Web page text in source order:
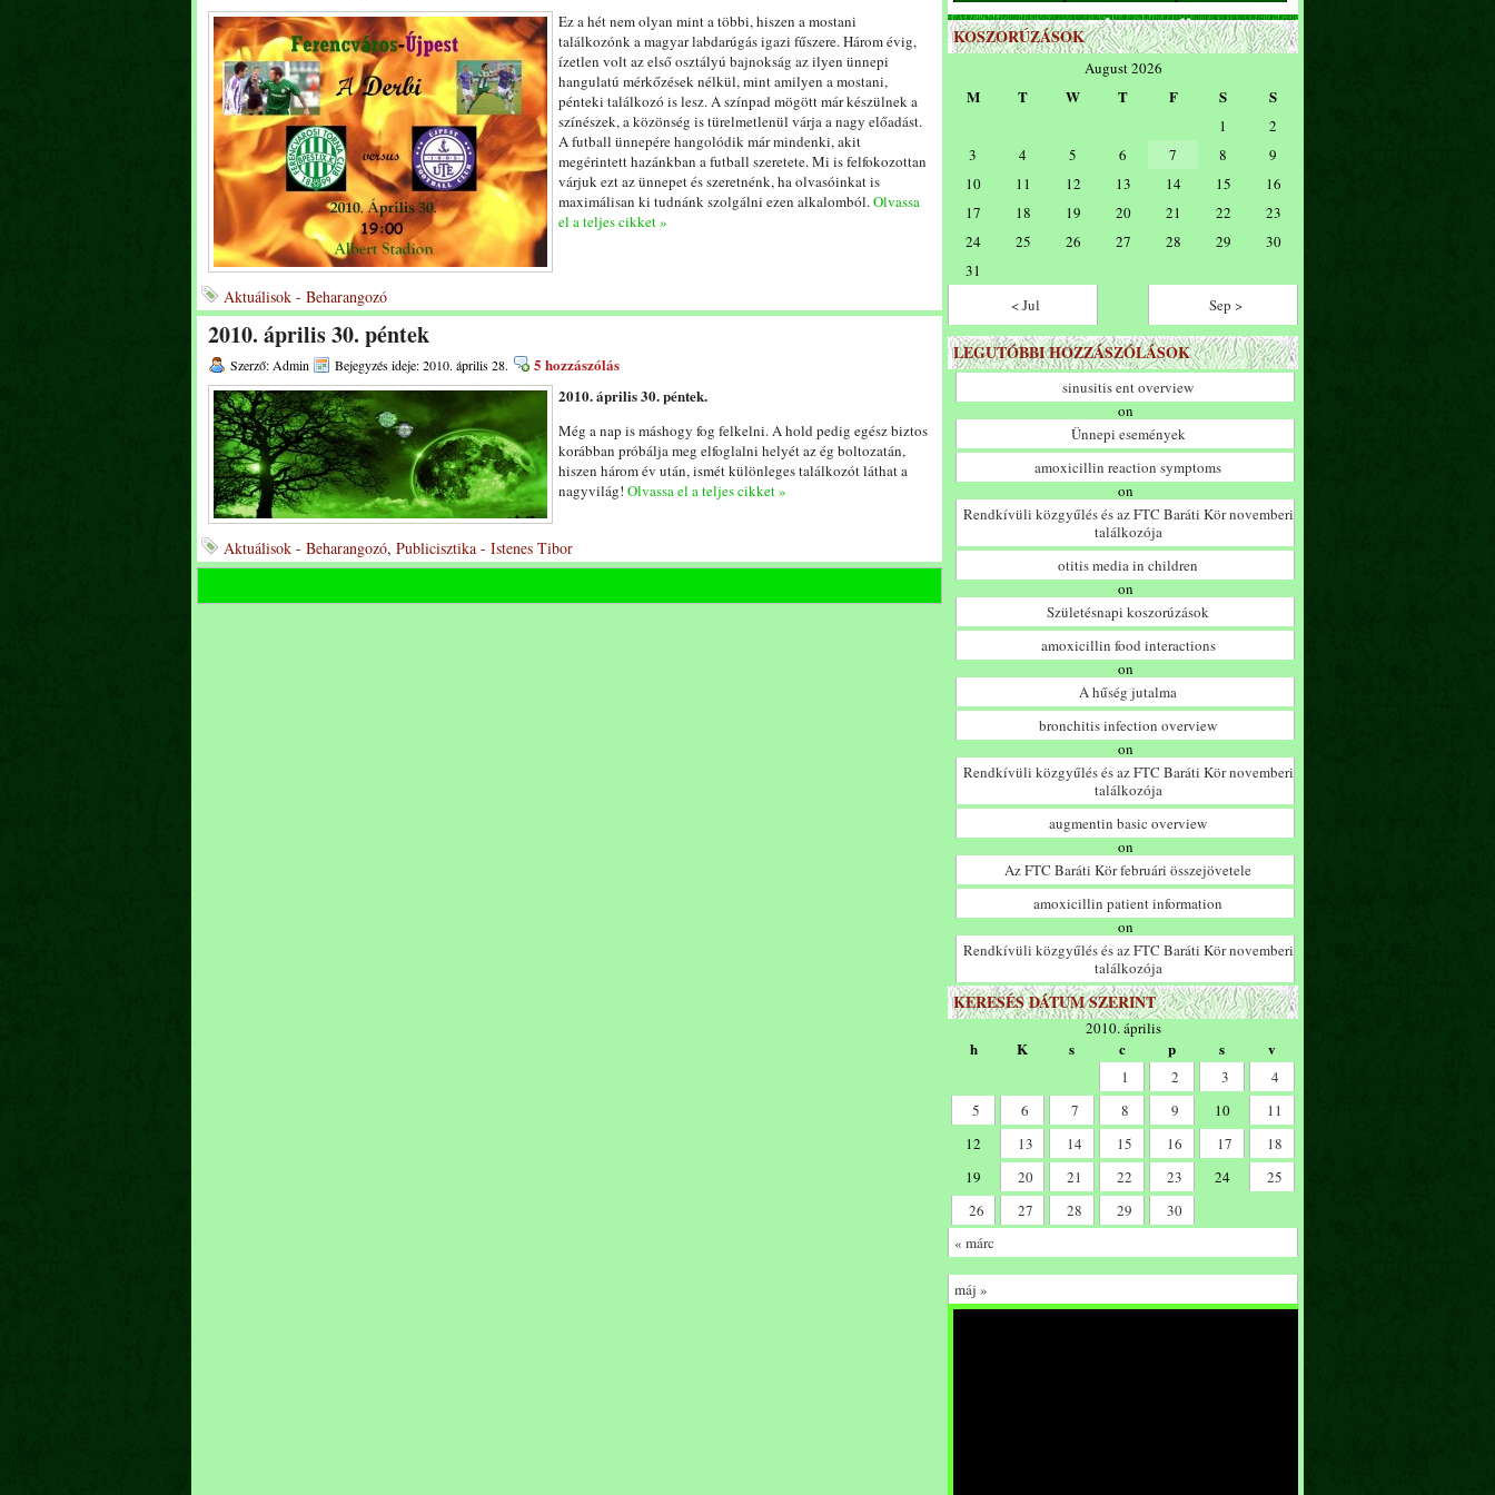
Ez a hét nem olyan mint a többi, hiszen a mostani
találkozónk a magyar labdarúgás igazi fűszere. Három évig,
ízetlen volt az első osztályú bajnokság az ilyen ünnepi
hangulatú mérkőzések nélkül, mint amilyen a mostani,
pénteki találkozó is lesz. A színpad mögött már készülnek a
színészek, a közönség is türelmetlenül várja a nagy előadást.
A futball ünnepére hangolódik már mindenki, akit
megérintett hazánkban a futball szeretete. Mi is felfokozottan
várjuk ezt az ünnepet és szeretnénk, ha olvasóinkat is
maximálisan ki tudnánk szolgálni ezen alkalomból.Olvassa
el a teljes cikket »
Aktuálisok - Beharangozó
2010. április 30. péntek
Szerző: Admin Bejegyzés ideje: 2010. április 28.
5 hozzászólás
2010. április 30. péntek.
Még a nap is máshogy fog felkelni. A hold pedig egész biztos
korábban próbálja meg elfoglalni helyét az ég boltozatán,
hiszen három év után, ismét különleges találkozót láthat a
nagyvilág! Olvassa el a teljes cikket »
Aktuálisok - Beharangozó, Publicisztika - Istenes Tibor
KOSZORÚZÁSOK
August 2026
M T W T F S S
1
2
3
4 5 6 7 8
9
10
11 12 13 14 15
16
17
18 19 20 21 22
23
24
25 26 27 28 29
30
31
< Jul
Sep >
LEGUTÓBBI HOZZÁSZÓLÁSOK
sinusitis ent overview
on
Ünnepi események
amoxicillin reaction symptoms
on
Rendkívüli közgyűlés és az FTC Baráti Kör novemberi
találkozója
otitis media in children
on
Születésnapi koszorúzások
amoxicillin food interactions
on
A hűség jutalma
bronchitis infection overview
on
Rendkívüli közgyűlés és az FTC Baráti Kör novemberi
találkozója
augmentin basic overview
on
Az FTC Baráti Kör februári összejövetele
amoxicillin patient information
on
Rendkívüli közgyűlés és az FTC Baráti Kör novemberi
találkozója
KERESÉS DÁTUM SZERINT
2010. április
h K s c p s v
1 2 3
4
5
6 7 8 9 10
11
12
13 14 15 16 17
18
19
20 21 22 23 24
25
26
27 28 29
30
« márc
máj »